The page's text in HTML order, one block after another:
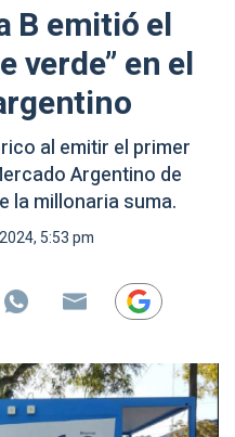
B emitió el
verde” en el
al emitir el primer
Argentino de
la millonaria suma.
5:53 pm